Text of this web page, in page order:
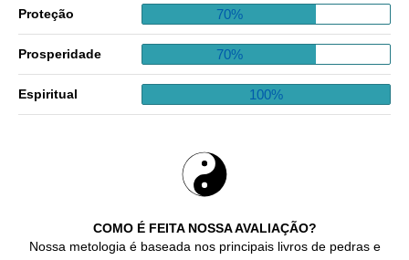
COMO É FEITA NOSSA AVALIAÇÃO?
Nossa metologia é baseada nos principais livros de pedras e
Proteção 70%
Prosperidade 70%
Espiritual 100%